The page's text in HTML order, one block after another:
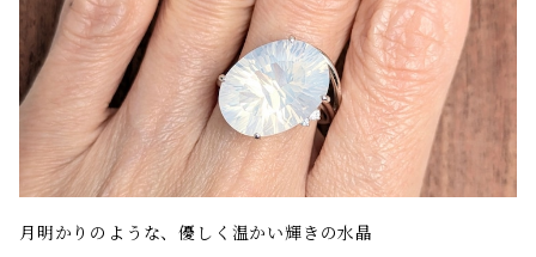
月明かりのような、優しく温かい輝きの水晶